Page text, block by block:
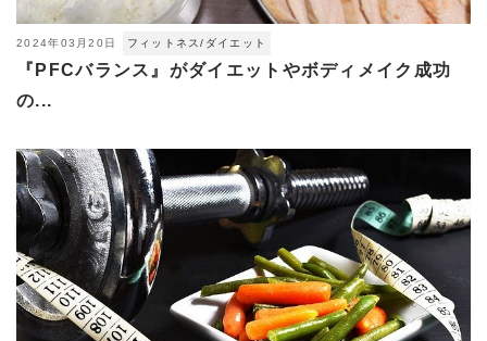
2024年03月20日 フィットネス/ダイエット
『PFCバランス』がダイエットやボディメイク成功
の...